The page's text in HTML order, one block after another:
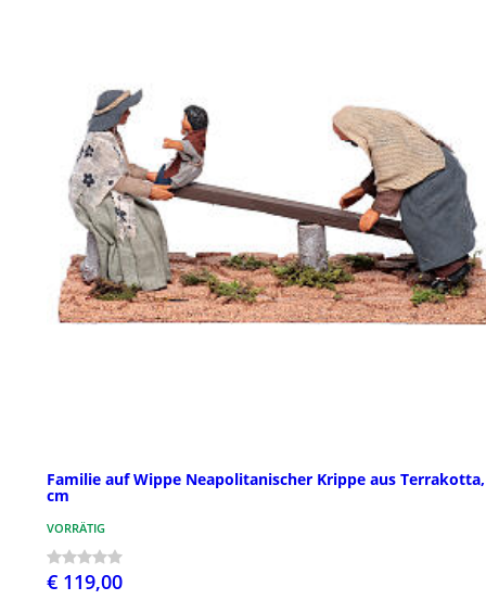
Familie auf Wippe Neapolitanischer Krippe aus
cm
VORRÄTIG
€ 119,00